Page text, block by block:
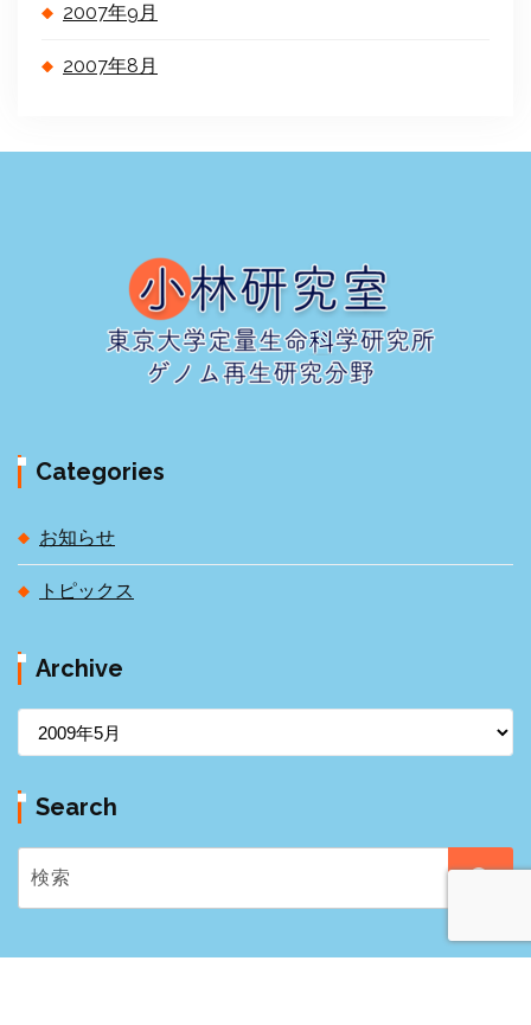
2007年9月
2007年8月
Categories
お知らせ
トピックス
Archive
r
c
h
Search